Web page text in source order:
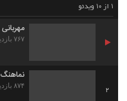
۱ از ۱۰ ویدئو
۷۶۷ بازدید
2
۸۷۴ بازدید